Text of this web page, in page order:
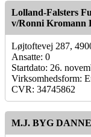
Lolland-Falsters
v/Ronni Kromann
Løjtoftevej 287,
Ansatte: 0
Startdato: 26.
Virksomhedsform:
CVR: 34745862
M.J. BYG